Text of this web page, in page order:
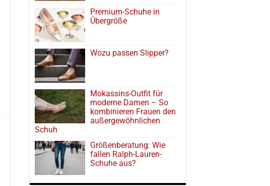
Premium-Schuhe in
Übergröße
Wozu passen Slipper?
Mokassins-Outfit für
moderne Damen – So
kombinieren Frauen den
außergewöhnlichen
Schuh
Größenberatung: Wie
fallen Ralph-Lauren-
Schuhe aus?